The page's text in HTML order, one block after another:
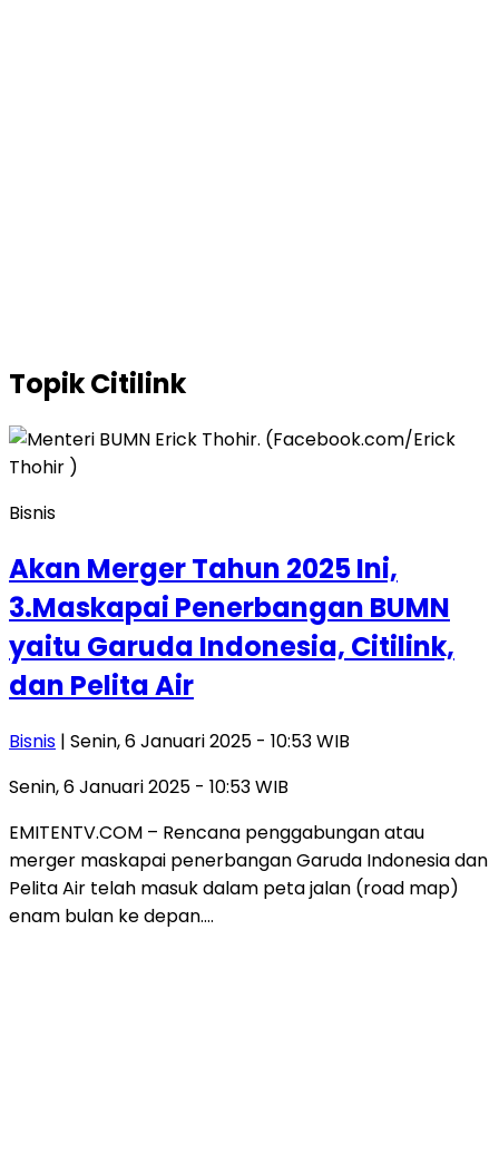
TopikCitilink
Bisnis
Akan Merger Tahun 2025 Ini,
3.Maskapai Penerbangan BUMN
yaitu Garuda Indonesia, Citilink,
dan Pelita Air
Bisnis | Senin, 6 Januari 2025 - 10:53 WIB
Senin, 6 Januari 2025 - 10:53 WIB
EMITENTV.COM – Rencana penggabungan atau
merger maskapai penerbangan Garuda Indonesia dan
Pelita Air telah masuk dalam peta jalan (road map)
enam bulan ke depan….